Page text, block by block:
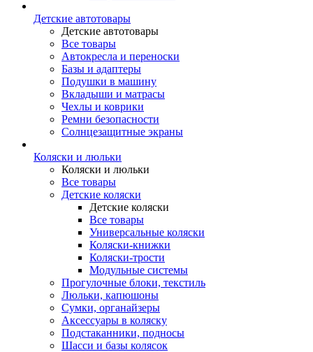
Детские автотовары
Детские автотовары
Все товары
Автокресла и переноски
Базы и адаптеры
Подушки в машину
Вкладыши и матрасы
Чехлы и коврики
Ремни безопасности
Солнцезащитные экраны
Коляски и люльки
Коляски и люльки
Все товары
Детские коляски
Детские коляски
Все товары
Универсальные коляски
Коляски-книжки
Коляски-трости
Модульные системы
Прогулочные блоки, текстиль
Люльки, капюшоны
Сумки, органайзеры
Аксессуары в коляску
Подстаканники, подносы
Шасси и базы колясок